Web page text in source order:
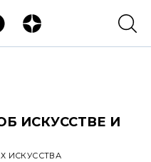
ИСКУССТВЕ И
ИСКУССТВА